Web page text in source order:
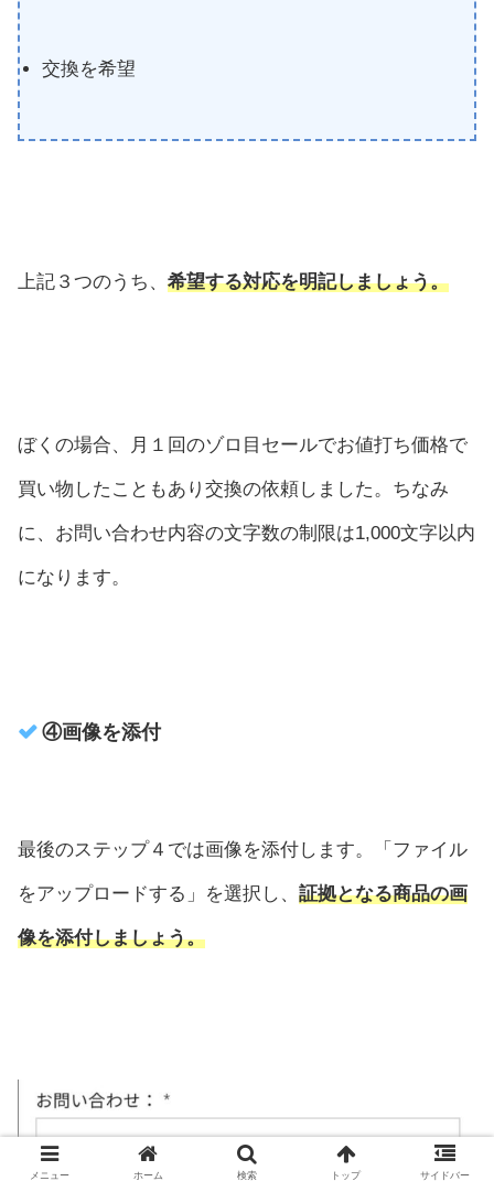
交換を希望
上記３つのうち、 希望する対応を明記しましょう。
ぼくの場合、月１回のゾロ目セールでお値打ち価格で
買い物したこともあり交換の依頼しました。ちなみ
に、お問い合わせ内容の文字数の制限は1,000文字以内
になります。
④画像を添付
最後のステップ４では画像を添付します。「ファイル
をアップロードする」を選択し、 証拠となる商品の画
像を添付しましょう。
メニュー ホーム 検索 トップ サイドバー